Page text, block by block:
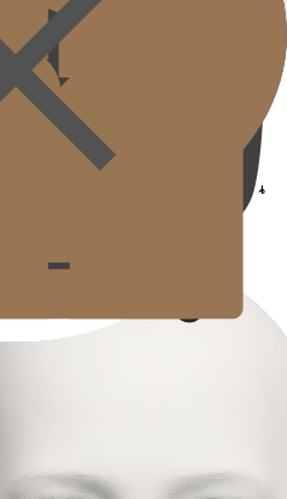
สุดและจัดเนื้อผิวให้เรียบเนียน